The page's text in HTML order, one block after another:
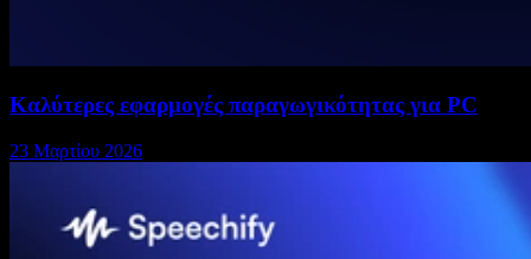
Καλύτερες εφαρμογές παραγωγικότητας για PC
23 Μαρτίου 2026